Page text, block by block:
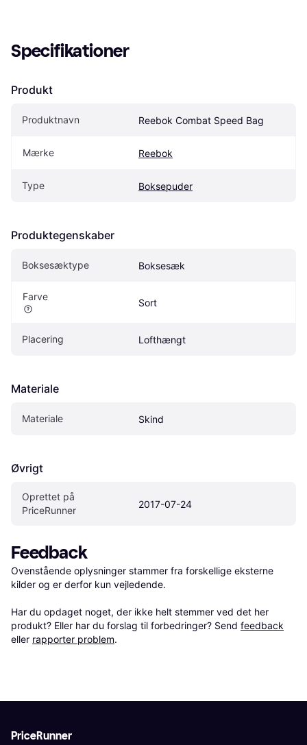
Specifikationer
Produkt
Produktnavn Reebok Combat Speed Bag
Mærke Reebok
Type Boksepuder
Produktegenskaber
Boksesæktype Boksesæk
Farve
Sort
Placering Lofthængt
Materiale
Materiale Skind
Øvrigt
Oprettet på
PriceRunner
2017-07-24
Feedback
Ovenstående oplysninger stammer fra forskellige eksterne
kilder og er derfor kun vejledende.
Har du opdaget noget, der ikke helt stemmer ved det her
produkt? Eller har du forslag til forbedringer? Send feedback
eller rapporter problem.
PriceRunner